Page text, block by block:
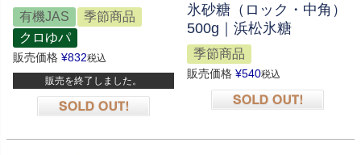
有機JAS
季節商品
クロゆパ
販売価格 ¥832税込
販売を終了しました。
氷砂糖（ロック・中角）
500g｜浜松氷糖
季節商品
販売価格 ¥540税込